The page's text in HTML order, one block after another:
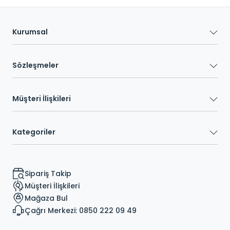
Kurumsal
Sözleşmeler
Müşteri İlişkileri
Kategoriler
Sipariş Takip
Müşteri İlişkileri
Mağaza Bul
Çağrı Merkezi: 0850 222 09 49